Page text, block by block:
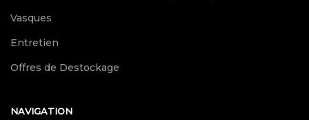
Vasques
Entretien
Offres de Destockage
NAVIGATION